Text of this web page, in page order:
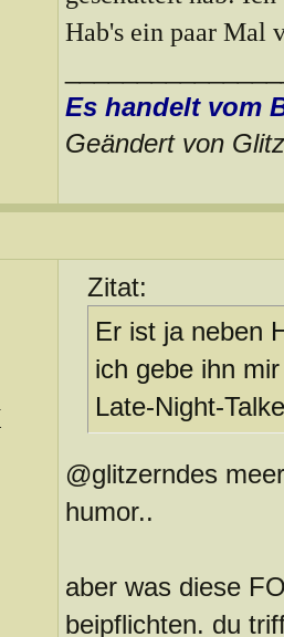
Hab's ein paar Mal
Es handelt vom
Geändert von
Zitat:
Er ist ja neben
ich gebe ihn
Late-Night-
@glitzerndes
humor..
aber was diese
beipflichten. du